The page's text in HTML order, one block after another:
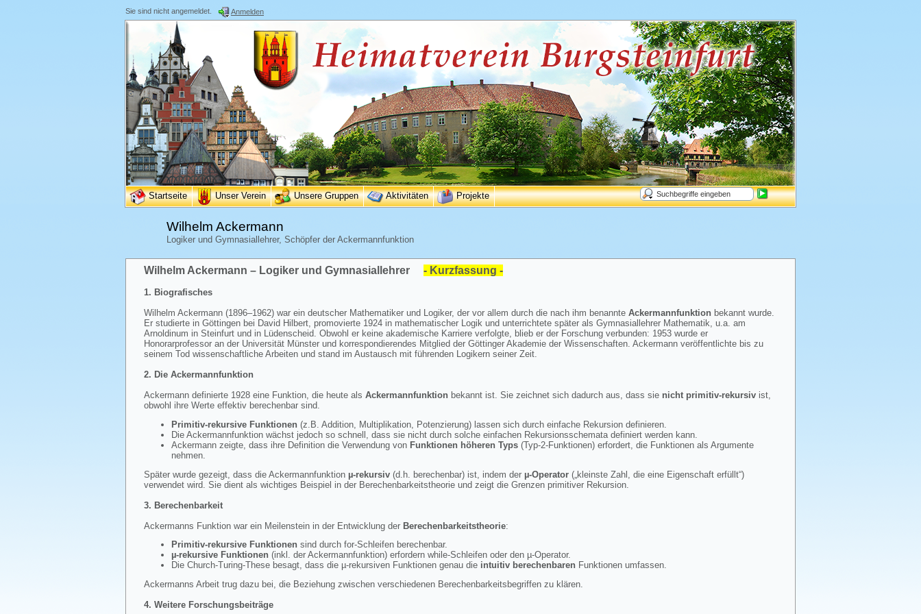
Sie sind nicht angemeldet. Anmelden
Startseite Unser Verein Unsere Gruppen Aktivitäten Projekte
Wilhelm Ackermann
Logiker und Gymnasiallehrer, Schöpfer der Ackermannfunktion
Wilhelm Ackermann – Logiker und Gymnasiallehrer - Kurzfassung -
1. Biografisches
Wilhelm Ackermann (1896–1962) war ein deutscher Mathematiker und Logiker, der vor allem durch die nach ihm benannte Ackermannfunktion bekannt wurde.
Er studierte in Göttingen bei David Hilbert, promovierte 1924 in mathematischer Logik und unterrichtete später als Gymnasiallehrer Mathematik, u.a. am
Arnoldinum in Steinfurt und in Lüdenscheid. Obwohl er keine akademische Karriere verfolgte, blieb er der Forschung verbunden: 1953 wurde er
Honorarprofessor an der Universität Münster und korrespondierendes Mitglied der Göttinger Akademie der Wissenschaften. Ackermann veröffentlichte bis zu
seinem Tod wissenschaftliche Arbeiten und stand im Austausch mit führenden Logikern seiner Zeit.
2. Die Ackermannfunktion
Ackermann definierte 1928 eine Funktion, die heute als Ackermannfunktion bekannt ist. Sie zeichnet sich dadurch aus, dass sie nicht primitiv-rekursiv ist,
obwohl ihre Werte effektiv berechenbar sind.
Primitiv-rekursive Funktionen (z.B. Addition, Multiplikation, Potenzierung) lassen sich durch einfache Rekursion definieren.
Die Ackermannfunktion wächst jedoch so schnell, dass sie nicht durch solche einfachen Rekursionsschemata definiert werden kann.
Ackermann zeigte, dass ihre Definition die Verwendung von Funktionen höheren Typs (Typ-2-Funktionen) erfordert, die Funktionen als Argumente
nehmen.
Später wurde gezeigt, dass die Ackermannfunktion µ-rekursiv (d.h. berechenbar) ist, indem der µ-Operator („kleinste Zahl, die eine Eigenschaft erfüllt“)
verwendet wird. Sie dient als wichtiges Beispiel in der Berechenbarkeitstheorie und zeigt die Grenzen primitiver Rekursion.
3. Berechenbarkeit
Ackermanns Funktion war ein Meilenstein in der Entwicklung der Berechenbarkeitstheorie:
Primitiv-rekursive Funktionen sind durch for-Schleifen berechenbar.
µ-rekursive Funktionen (inkl. der Ackermannfunktion) erfordern while-Schleifen oder den µ-Operator.
Die Church-Turing-These besagt, dass die µ-rekursiven Funktionen genau die intuitiv berechenbaren Funktionen umfassen.
Ackermanns Arbeit trug dazu bei, die Beziehung zwischen verschiedenen Berechenbarkeitsbegriffen zu klären.
4. Weitere Forschungsbeiträge